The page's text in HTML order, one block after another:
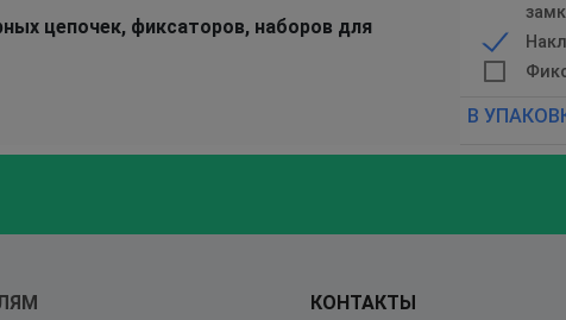
В
цепочек, фиксаторов, наборов для
КОНТАКТЫ